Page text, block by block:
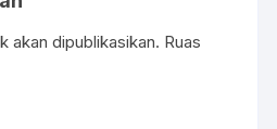
akan dipublikasikan. Ruas